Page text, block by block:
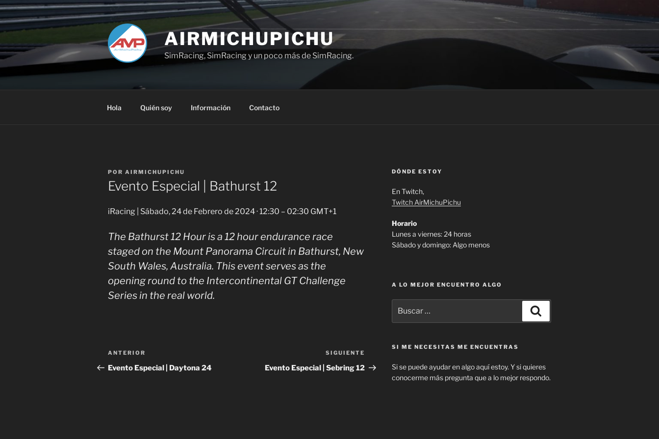
Saltar
al
contenido
AIRMICHUPICHU
SimRacing, SimRacing y un poco más de SimRacing.
Hola Quién soy Información Contacto
PUBLICADO
EL
POR AIRMICHUPICHU
Evento Especial | Bathurst 12
iRacing | Sábado, 24 de Febrero de 2024 · 12:30 – 02:30 GMT+1
The Bathurst 12 Hour is a 12 hour endurance race
staged on the Mount Panorama Circuit in Bathurst, New
South Wales, Australia. This event serves as the
opening round to the Intercontinental GT Challenge
Series in the real world.
Navegación
de
Entrada
anterior:
ANTERIOR
Evento Especial | Daytona 24
entrada
SIGUIENTE
Evento Especial | Sebring 12
DÓNDE ESTOY
En Twitch,
Twitch AirMichuPichu
Horario
Lunes a viernes: 24 horas
Sábado y domingo: Algo menos
A LO MEJOR ENCUENTRO ALGO
por:
SI ME NECESITAS ME ENCUENTRAS
Si se puede ayudar en algo aquí estoy. Y si quieres
conocerme más pregunta que a lo mejor respondo.